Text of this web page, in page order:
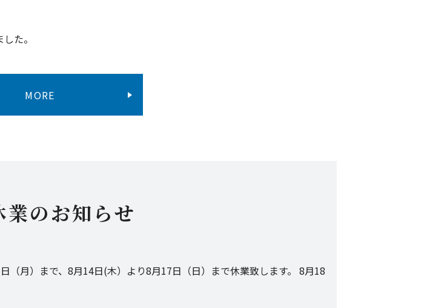
た。
MORE
業のお知らせ
（月）まで、8月14日(木）より8月17日（日）まで休業致します。 8月18